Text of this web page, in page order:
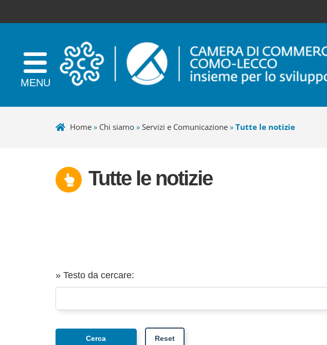
Home» Chi siamo» Servizi e Comunicazione» Tutte le notizie
Tutte le notizie
» Testo da cercare: